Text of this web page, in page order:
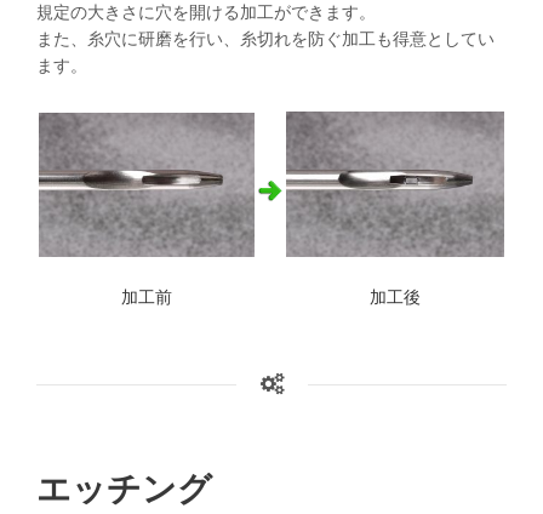
規定の大きさに穴を開ける加工ができます。
また、糸穴に研磨を行い、糸切れを防ぐ加工も得意としてい
ます。
加工前 加工後
エッチング